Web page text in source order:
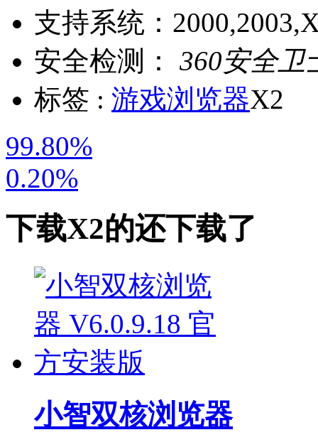
支持系统：
安全检测：
360安全卫
标签 : 游戏浏览器X2
99.80%
0.20%
下载X2的还下载了
小智双核浏览器